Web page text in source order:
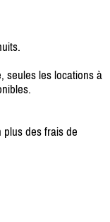
seules les locations à
plus des frais de